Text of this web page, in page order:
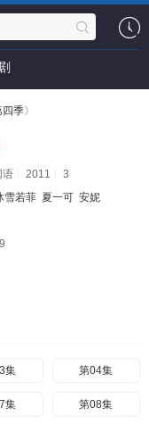
四季》
语 2011
3
雪若菲 夏一可 安妮
集 第04集
集 第08集